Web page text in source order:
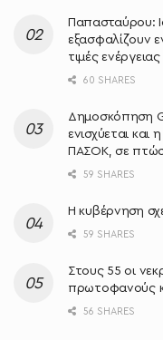
Παπασταύρου:
εξασφαλίζουν
τιμές ενέργειας
60 SHARES
Δημοσκόπηση
ενισχύεται και
ΠΑΣΟΚ, σε
59 SHARES
Η κυβέρνηση
59 SHARES
Στους 55 οι
πρωτοφανούς
56 SHARES